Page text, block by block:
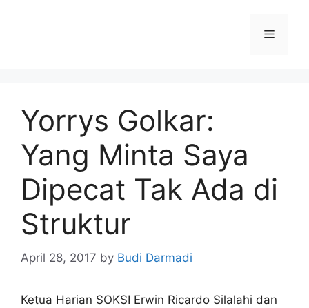
Yorrys Golkar:
Yang Minta Saya
Dipecat Tak Ada di
Struktur
April 28, 2017 by Budi Darmadi
Ketua Harian SOKSI Erwin Ricardo Silalahi dan